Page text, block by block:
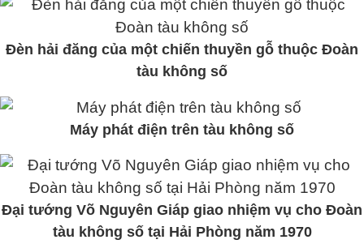
Đèn hải đăng của một chiến thuyền gỗ thuộc Đoàn
tàu không số
Máy phát điện trên tàu không số
Đại tướng Võ Nguyên Giáp giao nhiệm vụ cho Đoàn
tàu không số tại Hải Phòng năm 1970